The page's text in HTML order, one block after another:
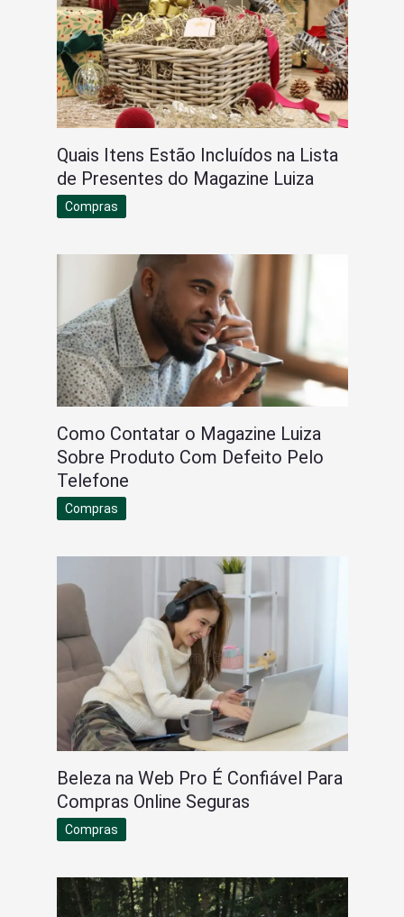
Quais Itens Estão Incluídos na Lista
de Presentes do Magazine Luiza
Compras
Como Contatar o Magazine Luiza
Sobre Produto Com Defeito Pelo
Telefone
Compras
Beleza na Web Pro É Confiável Para
Compras Online Seguras
Compras